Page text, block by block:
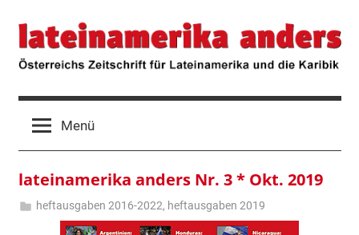
Inhalt
springen
lateinamerika
anders
Österreichs
Zeitschrift
für
und
die
Karibik
Menü
lateinamerika anders Nr. 3 * Okt. 2019
Hermann
heftausgaben 2016-2022, heftausgaben 2019